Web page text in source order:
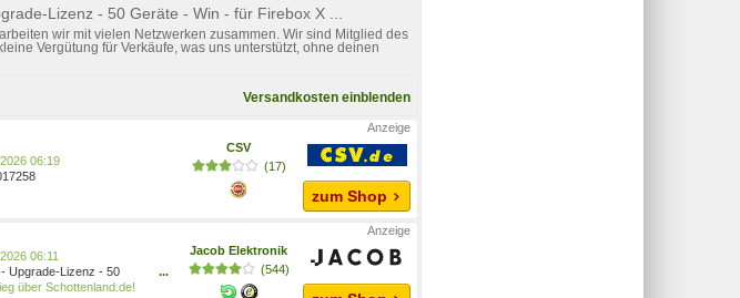
Lizenz - 50 Geräte - Win - für Firebox X ...
wir mit vielen Netzwerken zusammen. Wir sind Mitglied des
Vergütung für Verkäufe, was uns unterstützt, ohne deinen
Versandkosten einblenden
06:19
CSV
(17)
zum Shop
06:11
Upgrade-Lizenz - 50
X5000, X Peak X6000, X
...
über Schottenland.de!
Jacob Elektronik
(544)